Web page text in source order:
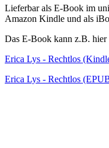
Lieferbar als E-Book im
Amazon Kindle und als
Das E-Book kann z.B. hier
Erica Lys - Rechtlos
Erica Lys - Rechtlos